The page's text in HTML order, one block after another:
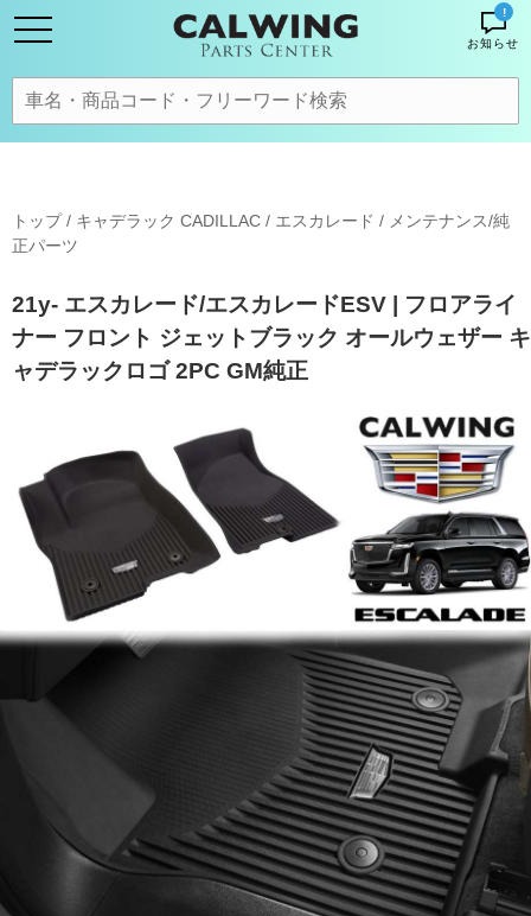
!
お知らせ
トップ/ キャデラック CADILLAC / エスカレード / メンテナンス/純
正パーツ
21y- エスカレード/エスカレードESV | フロアライ
ナー フロント ジェットブラック オールウェザー キ
ャデラックロゴ 2PC GM純正